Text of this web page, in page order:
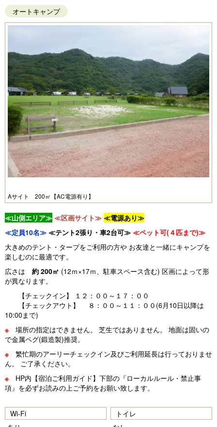
オートキャンプ
Aサイト 200㎡【AC電源有り】
≪山側エリア≫ ≪区画サイト≫ ≪電源あり≫
≪定員10名≫ ≪テント2張り・車2台可≫ ≪ペット可(４匹まで)≫
大きめのテント・タープをご利用の方や お友達と一緒にキャンプを
楽しむのに最適です。
広さは 約 200㎡ (12ｍ×17ｍ、駐車スペース含む)​ 区画によって形
が異なります。
【チェックイン】 １２：００～１７：００
【チェックアウト】 ８：００～１１：００(6月10日以降は
10:00まで)
※ 場所の指定はできません。 芝生ではありません。 地面は固いの
で金属ペグ(鍛造製)推奨。
※ 繁忙期のアーリーチェックイン及びご利用延長は行っておりませ
ん。 ご了承ください。
※ HP内【宿泊ご利用ガイド】下部の『ローカルルール・禁止事
項』を必ずお読みの上ご予約をお願い致します。
Wi-Fi
トイレ